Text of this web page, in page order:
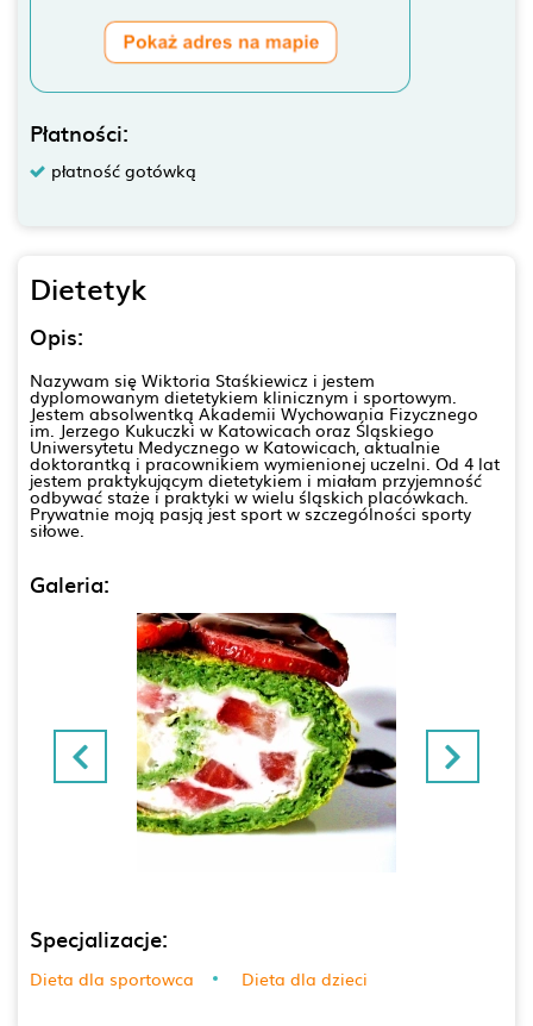
Płatności:
płatność gotówką
Dietetyk
Opis:
Nazywam się Wiktoria Staśkiewicz i jestem
dyplomowanym dietetykiem klinicznym i sportowym.
Jestem absolwentką Akademii Wychowania Fizycznego
im. Jerzego Kukuczki w Katowicach oraz Śląskiego
Uniwersytetu Medycznego w Katowicach, aktualnie
doktorantką i pracownikiem wymienionej uczelni. Od 4 lat
jestem praktykującym dietetykiem i miałam przyjemność
odbywać staże i praktyki w wielu śląskich placówkach.
Prywatnie moją pasją jest sport w szczególności sporty
siłowe.
Galeria:
Specjalizacje:
Dieta dla sportowca Dieta dla dzieci